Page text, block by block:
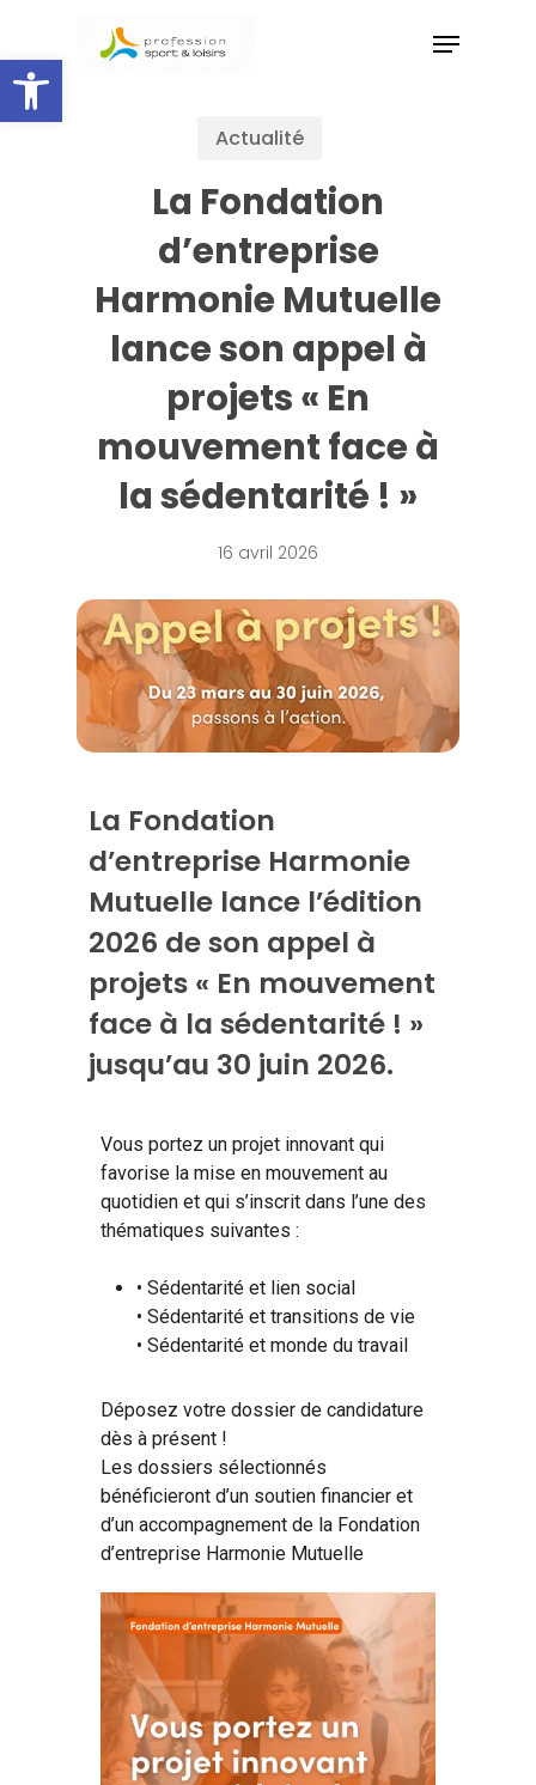
Ouvrir la barre d’outils
main
content
Actualité
La Fondation
d’entreprise
Harmonie Mutuelle
lance son appel à
projets « En
mouvement face à
la sédentarité ! »
16 avril 2026
La Fondation
d’entreprise Harmonie
Mutuelle lance l’édition
2026 de son appel à
projets « En mouvement
face à la sédentarité ! »
jusqu’au 30 juin 2026.
Vous portez un projet innovant qui
favorise la mise en mouvement au
quotidien et qui s’inscrit dans l’une des
thématiques suivantes :
• Sédentarité et lien social
• Sédentarité et transitions de vie
• Sédentarité et monde du travail
Déposez votre dossier de candidature
dès à présent !
Les dossiers sélectionnés
bénéficieront d’un soutien financier et
d’un accompagnement de la Fondation
d’entreprise Harmonie Mutuelle